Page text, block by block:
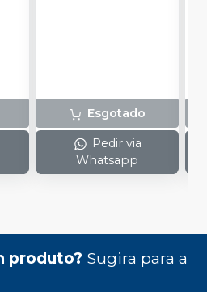
Esgotado
Pedir via
Whatsapp
produto? Sugira para a